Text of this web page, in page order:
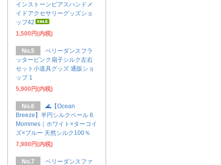
インストーンピアスハンドメ
イドアクセサリーグッズショ
ップ42
1,500円(内税)
No.5
ベリーダンスフラ
ッターピンク扇子シルク左右
セット小道具グッズ 通販ショ
ップ 1
5,900円(内税)
No.6
🌊【Ocean
Breeze】半円シルクベール 6
Mommes｜ホワイト×ターコイ
ズ×ブルー 天然シルク100％
7,900円(内税)
No.7
ベリーダンスファ